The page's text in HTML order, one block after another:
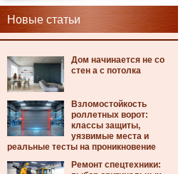
Новые статьи
Дом начинается не со
стен а с потолка
Взломостойкость
роллетных ворот:
классы защиты,
уязвимые места и
реальные тесты на проникновение
Ремонт спецтехники: